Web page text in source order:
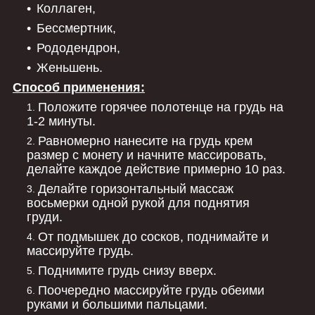
Коллаген,
Бессмертник,
Рододендрон,
Женьшень.
Способ применения:
Положите горячее полотенце на грудь на
1-2 минуты.
Равномерно нанесите на грудь крем
размер с монету и начните массировать,
делайте каждое действие примерно 10 раз.
Делайте горизонтальный массаж
восьмерки одной рукой для поднятия
груди.
От подмышек до сосков, поднимайте и
массируйте грудь.
Поднимите грудь снизу вверх.
Поочередно массируйте грудь обеими
руками и большими пальцами.